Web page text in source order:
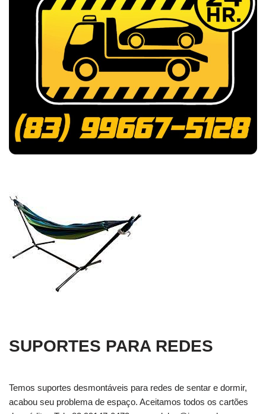
SUPORTES PARA REDES
Temos suportes desmontáveis para redes de sentar e dormir,
acabou seu problema de espaço. Aceitamos todos os cartões